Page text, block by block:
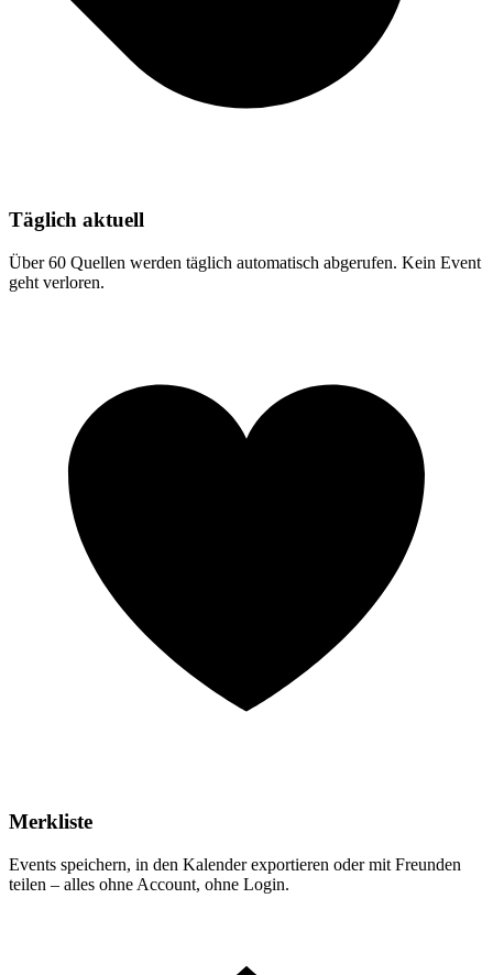
Täglich aktuell
Über 60 Quellen werden täglich automatisch abgerufen. Kein Event
geht verloren.
Merkliste
Events speichern, in den Kalender exportieren oder mit Freunden
teilen – alles ohne Account, ohne Login.